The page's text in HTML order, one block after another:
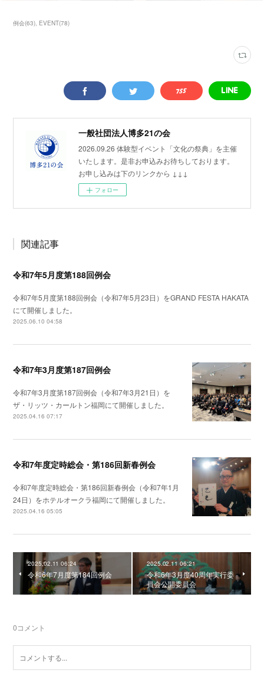
例会(63) EVENT(78)
一般社団法人博多21の会
2026.09.26 体験型イベント「文化の祭典」を主催
いたします。是非お申込みお待ちしております。
お申し込みは下のリンクから ↓↓↓
フォロー
関連記事
令和7年5月度第188回例会
令和7年5月度第188回例会（令和7年5月23日）をGRAND FESTA HAKATA
にて開催しました。
2025.06.10 04:58
令和7年3月度第187回例会
令和7年3月度第187回例会（令和7年3月21日）を
ザ・リッツ・カールトン福岡にて開催しました。
2025.04.16 07:17
令和7年度定時総会・第186回新春例会
令和7年度定時総会・第186回新春例会（令和7年1月
24日）をホテルオークラ福岡にて開催しました。
2025.04.16 05:05
2025.02.11 06:24
令和6年7月度第184回例会
2025.02.11 06:21
令和6年3月度40周年実行委
員会公開委員会
0コメント